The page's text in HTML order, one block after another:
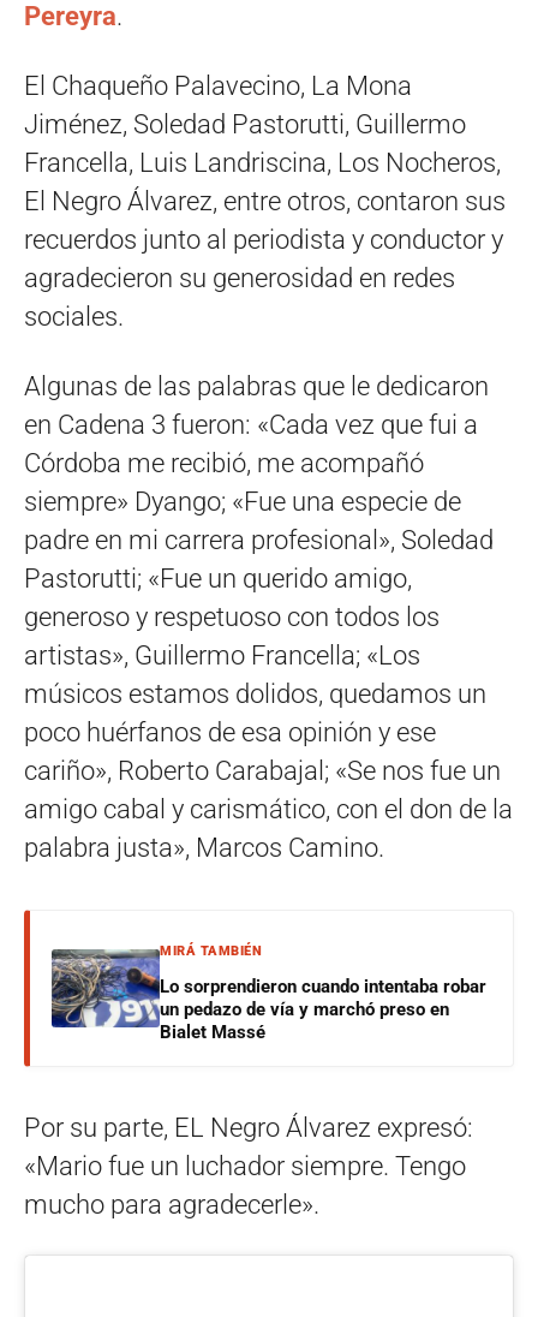
Pereyra.
El Chaqueño Palavecino, La Mona
Jiménez, Soledad Pastorutti, Guillermo
Francella, Luis Landriscina, Los Nocheros,
El Negro Álvarez, entre otros, contaron sus
recuerdos junto al periodista y conductor y
agradecieron su generosidad en redes
sociales.
Algunas de las palabras que le dedicaron
en Cadena 3 fueron: «Cada vez que fui a
Córdoba me recibió, me acompañó
siempre» Dyango; «Fue una especie de
padre en mi carrera profesional», Soledad
Pastorutti; «Fue un querido amigo,
generoso y respetuoso con todos los
artistas», Guillermo Francella; «Los
músicos estamos dolidos, quedamos un
poco huérfanos de esa opinión y ese
cariño», Roberto Carabajal; «Se nos fue un
amigo cabal y carismático, con el don de la
palabra justa», Marcos Camino.
MIRÁ TAMBIÉN
Lo sorprendieron cuando intentaba robar
un pedazo de vía y marchó preso en
Bialet Massé
Por su parte, EL Negro Álvarez expresó:
«Mario fue un luchador siempre. Tengo
mucho para agradecerle».